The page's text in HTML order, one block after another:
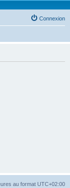
Connexion
au format UTC+02:00